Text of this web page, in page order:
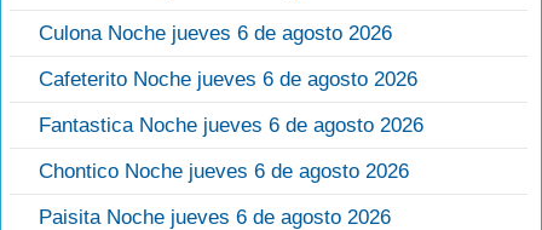
Culona Noche jueves 6 de agosto 2026
Cafeterito Noche jueves 6 de agosto 2026
Fantastica Noche jueves 6 de agosto 2026
Chontico Noche jueves 6 de agosto 2026
Paisita Noche jueves 6 de agosto 2026